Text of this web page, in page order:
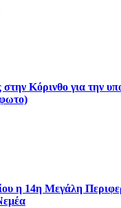
στην Κόρινθο για την
η 14η Μεγάλη